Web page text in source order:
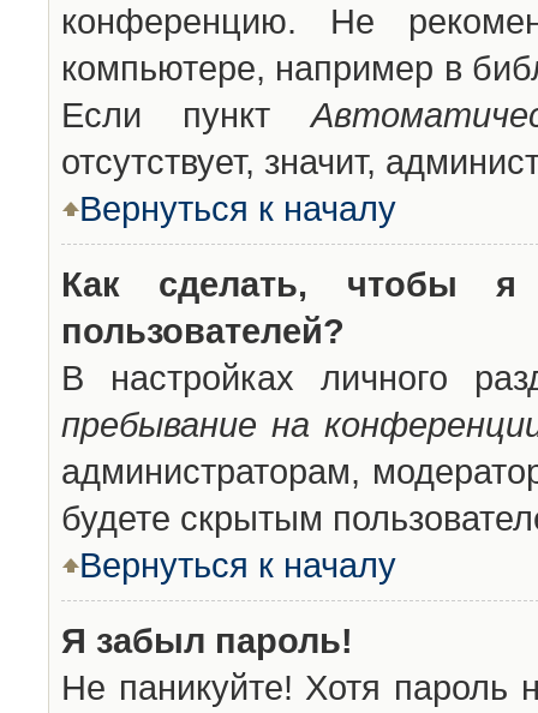
конференцию. Не
компьютере, например в
Если пункт
отсутствует, значит,
Вернуться к началу
Как сделать, чтобы
пользователей?
В настройках личного
пребывание на
администраторам,
будете скрытым
Вернуться к началу
Я забыл пароль!
Не паникуйте! Хотя пароль